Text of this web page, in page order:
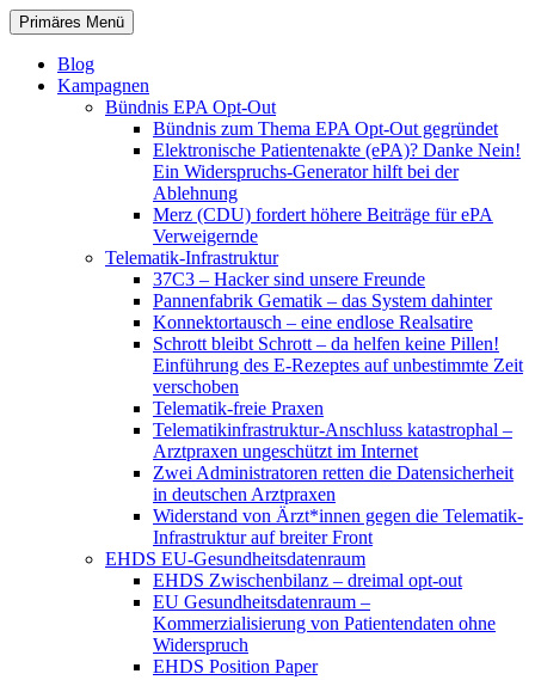
Zum
Inhalt
springen
patientenrechte-datenschutz.de
Suchen
Primäres Menü
Blog
Kampagnen
Bündnis EPA Opt-Out
Bündnis zum Thema EPA Opt-Out gegründet
Elektronische Patientenakte (ePA)? Danke Nein!
Ein Widerspruchs-Generator hilft bei der
Ablehnung
Merz (CDU) fordert höhere Beiträge für ePA
Verweigernde
Telematik-Infrastruktur
37C3 – Hacker sind unsere Freunde
Pannenfabrik Gematik – das System dahinter
Konnektortausch – eine endlose Realsatire
Schrott bleibt Schrott – da helfen keine Pillen!
Einführung des E-Rezeptes auf unbestimmte Zeit
verschoben
Telematik-freie Praxen
Telematikinfrastruktur-Anschluss katastrophal –
Arztpraxen ungeschützt im Internet
Zwei Administratoren retten die Datensicherheit
in deutschen Arztpraxen
Widerstand von Ärzt*innen gegen die Telematik-
Infrastruktur auf breiter Front
EHDS EU-Gesundheitsdatenraum
EHDS Zwischenbilanz – dreimal opt-out
EU Gesundheitsdatenraum –
Kommerzialisierung von Patientendaten ohne
Widerspruch
EHDS Position Paper